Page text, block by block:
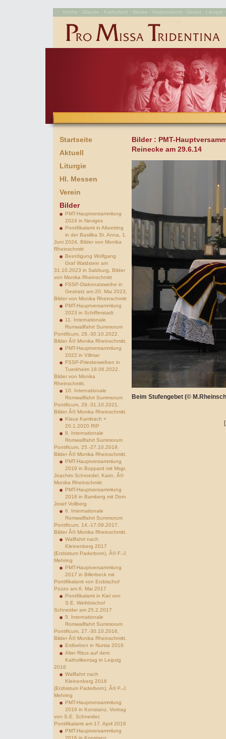
Kirche · Glaube · Katholisch · Messe · Gottesdienst · Gebet ·
Startseite
Aktuell
Liturgie
Hl. Messen
Verein
Bilder
PMT-Hauptversammlung
2024 in Neviges
Pontifikalamt in Altoetting
in der Basilika St. Anna, 1.
Juni 2024, Bilder von Monika
Rheinschmitt
Beerdigung Wolfgang
Graf Waldstein am
31.10.2023 in Salzburg, Bilder
von Monika Rheinschmitt
FSSP-Diakonatsweihe in
Gestratz am 20. Mai 2023,
Bilder von Monika Rheinschmitt
PMT-Hauptversammlung
2023 in Schifferstadt
11. Internationale
Romwallfahrt Summorum
Pontificum, 28.-30.10.2022.
Bilder Â© Monika Rheinschmitt.
PMT-Hauptversammlung
2022 in Villmar
FSSP-Priesterweihen in
Tuerkheim 18.06.2022.
Bilder von Monika
Rheinschmitt.
10. Internationale
Romwallfahrt Summorum
Pontificum, 29.-31.10.2021.
Bilder Â© Monika Rheinschmitt.
Klaus Kambach +
20.1.2020 RIP
8. Internationale
Romwallfahrt Summorum
Pontificum, 25.-27.10.2019.
Bilder Â© Monika Rheinschmitt.
PMT-Hauptversammlung
2019 in Boppard mit Msgr.
Joachim Schroedel, Kairo, Â©
Monika Rheinschmitt
PMT-Hauptversammlung
2018 in Bamberg mit Dom
Josef Vollberg
6. Internationale
Romwallfahrt Summorum
Pontificum, 14.-17.09.2017.
Bilder Â© Monika Rheinschmitt.
Wallfahrt nach
Kleinenberg 2017
(Erzbistum Paderborn), Â© F.-J.
Mehring
PMT-Hauptversammlung
2017 in Billerbeck mit
Pontifikalamt von Erzbischof
Pozzo am 6. Mai 2017
Pontifikalamt in Kiel von
S.E. Weihbischof
Schneider am 25.2.2017
5. Internationale
Romwallfahrt Summorum
Pontificum, 27.-30.10.2016.
Bilder Â© Monika Rheinschmitt.
Erdbeben in Nursia 2016
Alter Ritus auf dem
Katholikentag in Leipzig
2016
Wallfahrt nach
Kleinenberg 2016
(Erzbistum Paderborn), Â© F.-J.
Mehring
PMT-Hauptversammlung
2016 in Konstanz, Vortrag
von S.E. Schneider,
Pontifikalamt am 17. April 2016
PMT-Hauptversammlung
2016 in Konstanz,
Bilder : PMT-
Reinecke am 29.6.14
Beim Stufengebet (©